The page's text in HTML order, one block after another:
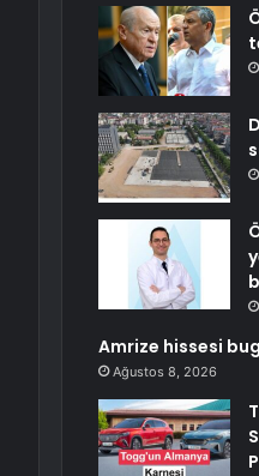
Amrize hissesi
Ağustos 8, 2026